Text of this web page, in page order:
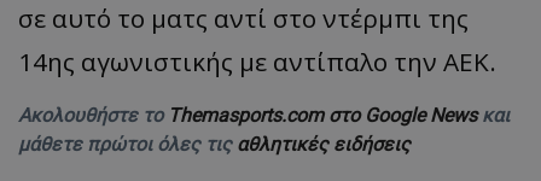
σε αυτό το ματς αντί στο ντέρμπι της
14ης αγωνιστικής με αντίπαλο την ΑΕΚ.
Ακολουθήστε το Themasports.com στο Google Newsκαι
μάθετε πρώτοι όλες τις αθλητικές ειδήσεις